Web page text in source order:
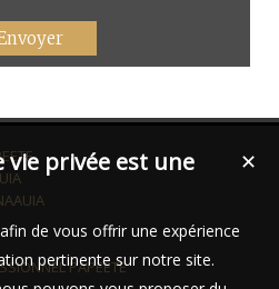
PAPEETE
✕
vie privée est une
de vous offrir une expérience
pertinente sur notre site.